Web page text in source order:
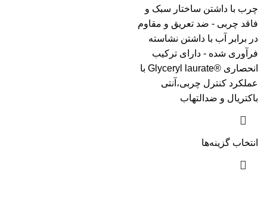
چرب با داشتن ساختار سبک و
فاقد چربی - ضد تعریق و مقاوم
در برابر آب با داشتن نشاسته
فرآوری شده - دارای ترکیب
انحصاری ®Glyceryl laurate با
عملکرد کنترل چربی،آنتی
باکتریال و ضدالتهاب
انتخاب گزینه‌ها